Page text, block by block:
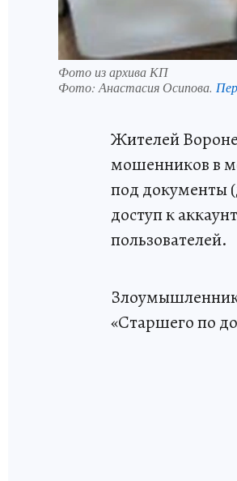
Фото из архива КП
Фото: Анастасия Осипова.
Жителей
мошенников в
под документы
доступ к
пользователей.
«Старшего по